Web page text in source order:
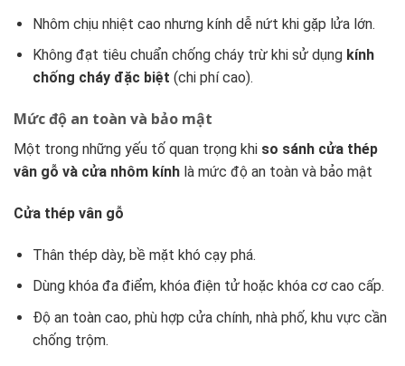
Nhôm chịu nhiệt cao nhưng kính dễ nứt khi gặp lửa lớn.
Không đạt tiêu chuẩn chống cháy trừ khi sử dụng kính
chống cháy đặc biệt (chi phí cao).
Mức độ an toàn và bảo mật
Một trong những yếu tố quan trọng khi so sánh cửa thép
vân gỗ và cửa nhôm kính là mức độ an toàn và bảo mật
Cửa thép vân gỗ
Thân thép dày, bề mặt khó cạy phá.
Dùng khóa đa điểm, khóa điện tử hoặc khóa cơ cao cấp.
Độ an toàn cao, phù hợp cửa chính, nhà phố, khu vực cần
chống trộm.